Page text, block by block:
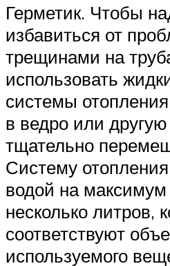
Герметик. Чтобы
избавиться от
трещинами на
использовать
системы
в ведро или
тщательно
Систему
водой на
несколько литров,
соответствуют
используемого